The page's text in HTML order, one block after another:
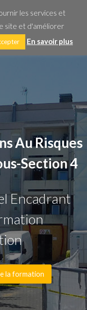
Au Risques
Section 4
Encadrant
la formation
les services et
site et d'améliorer
En savoir plus